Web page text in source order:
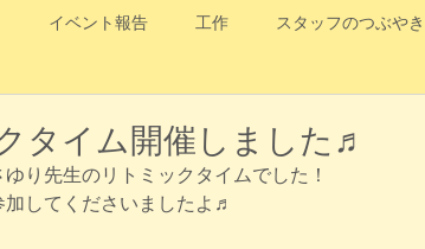
イベント報告 工作 スタッフのつぶやき
タイム開催しました♬
り先生のリトミックタイムでした！
してくださいましたよ♬